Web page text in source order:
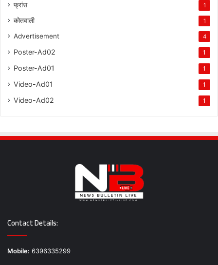
फ्रांस 1
कोतवाली 1
Advertisement 4
Poster-Ad02 1
Poster-Ad01 1
Video-Ad01 1
Video-Ad02 1
Contact Details:
Mobile: 6396335299